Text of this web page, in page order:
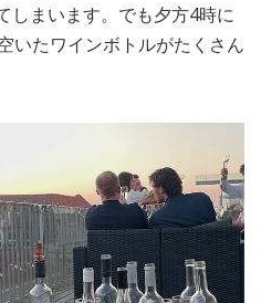
しまいます。でも夕方4時に
いたワインボトルがたくさん